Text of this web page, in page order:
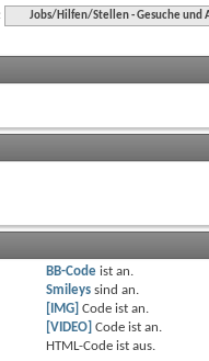
Jobs/Hilfen/Stellen - Gesuche und
BB-Code istan.
Smileys sindan.
[IMG] Code istan.
[VIDEO] Code istan.
HTML-Code istaus.